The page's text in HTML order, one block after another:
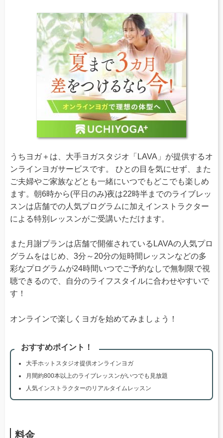
うちヨガ＋は、大手ヨガスタジオ「LAVA」が提供するオ
ンラインヨガサービスです。 ひとの目を気にせず、また
ご夫婦やご家族などとも一緒にいつでもどこでも楽しめ
ます。朝6時から(平日のみ)夜は22時半までのライブレッ
スンは店舗での人気プログラムに加えインストラクター
による特別レッスンがご受講いただけます。
また月謝プランは店舗で開催されているLAVAの人気プロ
グラムをはじめ、3分～20分の短時間レッスンなどの多
彩なプログラムが24時間いつでご予約なしで無制限で視
聴できるので、自分のライフスタイルに合わせやすいで
す！
オンラインで楽しくヨガを始めてみましょう！
おすすめポイント！
大手ホットスタジオ提供オンラインヨガ
月間約800本以上のライブレッスンがいつでも見放題
人気インストラクターのリアルタイムレッスン
料金